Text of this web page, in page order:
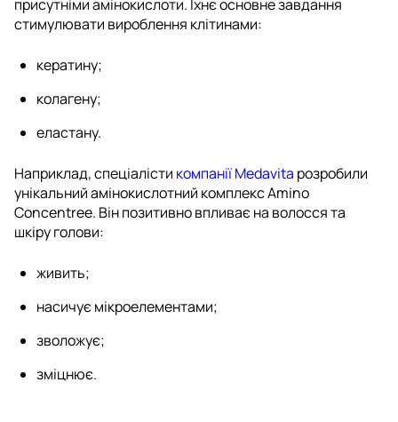
присутніми амінокислоти. Їхнє основне завдання
стимулювати вироблення клітинами:
кератину;
колагену;
еластану.
Наприклад, спеціалісти компанії Medavita розробили
унікальний амінокислотний комплекс Amino
Concentree. Він позитивно впливає на волосся та
шкіру голови:
живить;
насичує мікроелементами;
зволожує;
зміцнює.